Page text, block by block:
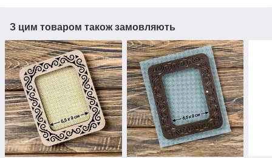
З цим товаром також замовляють